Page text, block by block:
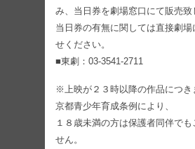
み、当日券を劇場窓口にて販売致
当日券の有無に関しては直接劇場
せください。
■東劇：03-3541-2711
※上映が２３時以降の作品につき
京都青少年育成条例により、
１８歳未満の方は保護者同伴でも
せん。